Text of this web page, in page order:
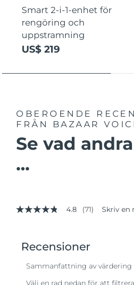
Smart 2-i-1-enhet för
rengöring och
uppstramning
US$ 219
OBEROENDE
FRÅN BAZAAR
Se vad
...
4.8
genomsnittligt
betyg.
4.8 (71) Skriv en